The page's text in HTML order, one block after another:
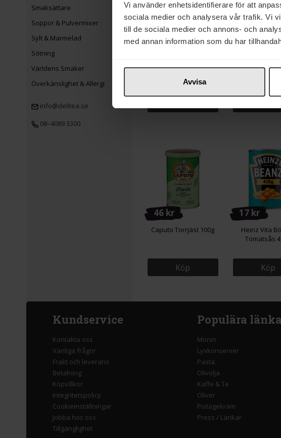
Vi använder enhetsidentifierare för att
sociala medier och analysera vår trafik. Vi
till de sociala medier och annons- och
med annan information som du har
Avvisa
Smaksättare
Soppor & Pulvermixer
Sylt & Marmelad
Sötning
Världens Smaker
Överkänslighet & Allergi
info@delitea.se
08–4089 3300
Heinz L&P
150ml
La Chinata
46 kr
Caputo Torrjäst 100g
Köp
17 kr
Heinz Vita
Tomatsås
Köp
Kundservice
Kontakta oss
Vanliga frågor
Frakt och leverans
Betalning
Köpvillkor
Integritetspolicy
Cookieinställningar
Jobba hos oss
Tillgänglighet
Populära
Monin
Lyxkonserver
Pasta
Olivolja
Kaffe & Te
Oliver
Pistagekräm
Press / Länkar